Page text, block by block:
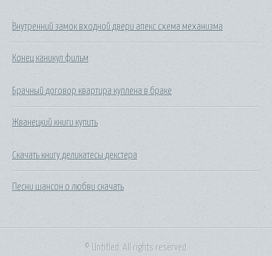
Внутренний замок входной двери апекс схема механизма
Конец каникул фильм
Брачный договор квартира куплена в браке
Жванецкий книги купить
Скачать книгу деликатесы декстера
Песни шансон о любви скачать
© Untitled. All rights reserved.